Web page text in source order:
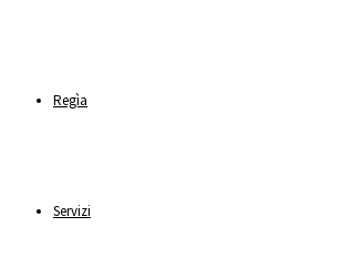
Regìa
Servizi